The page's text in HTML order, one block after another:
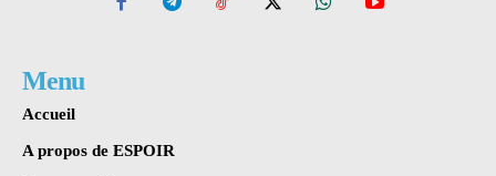
Menu
Accueil
A propos de ESPOIR